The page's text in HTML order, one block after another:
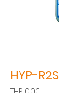
HYP-R2S